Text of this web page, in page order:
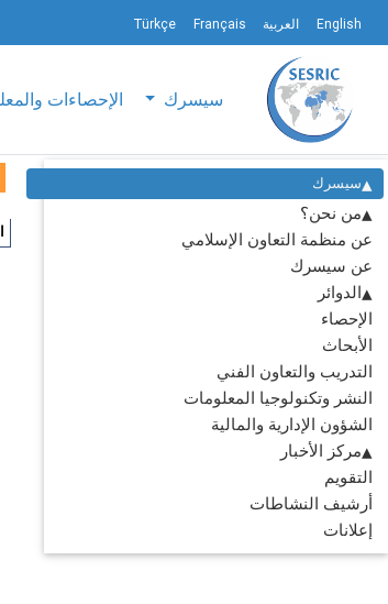
English العربية Français
Türkçe
سيسرك الإحصاءات
سيسرك
من نحن؟
عن منظمة التعاون الإسلامي
عن سيسرك
الدوائر
الإحصاء
الأبحاث
التدريب والتعاون الفني
النشر وتكنولوجيا المعلومات
الشؤون الإدارية والمالية
مركز الأخبار
التقويم
أرشيف النشاطات
إعلانات